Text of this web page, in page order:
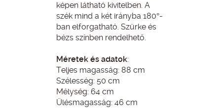
képen látható kivitelben. A
szék mind a két irányba 180°-
ban elforgatható. Szürke és
bézs színben rendelhető.
Méretek és adatok:
Teljes magasság: 88 cm
Szélesség: 50 cm
Mélység: 64 cm
Ülésmagasság: 46 cm